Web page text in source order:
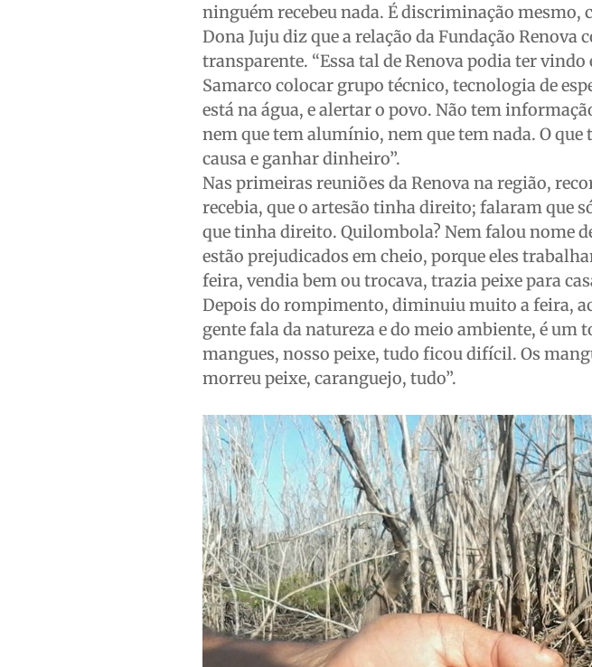
ninguém recebeu nada. É discriminação mesmo,
Dona Juju diz que a relação da Fundação
transparente. “Essa tal de Renova podia ter vindo
Samarco colocar grupo técnico, tecnologia de
está na água, e alertar o povo. Não tem
nem que tem alumínio, nem que tem nada. O que
causa e ganhar dinheiro”.
Nas primeiras reuniões da Renova na região,
recebia, que o artesão tinha direito; falaram que
que tinha direito. Quilombola? Nem falou nome
estão prejudicados em cheio, porque eles
feira, vendia bem ou trocava, trazia peixe para
Depois do rompimento, diminuiu muito a feira,
gente fala da natureza e do meio ambiente, é um
mangues, nosso peixe, tudo ficou difícil. Os
morreu peixe, caranguejo, tudo”.